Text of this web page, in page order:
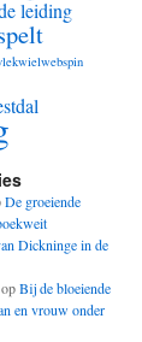
leiding
De groeiende
Dickninge in de
Bij de bloeiende
en vrouw onder